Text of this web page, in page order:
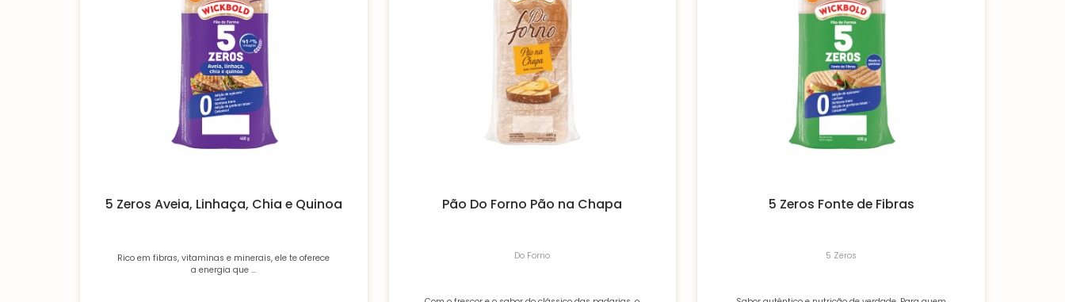
5 Zeros Aveia, Linhaça, Chia e Quinoa
Rico em fibras, vitaminas e minerais, ele te oferece
a energia que ...
Pão Do Forno Pão na Chapa
Do Forno
5 Zeros Fonte de Fibras
5 Zeros